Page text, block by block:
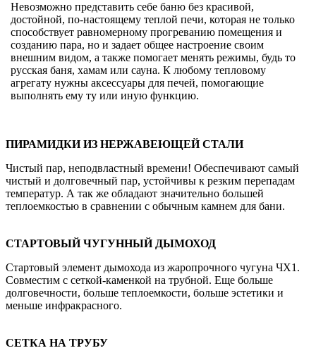
Невозможно представить себе баню без красивой,
достойной, по-настоящему теплой печи, которая не только
способствует равномерному прогреванию помещения и
созданию пара, но и задает общее настроение своим
внешним видом, а также помогает менять режимы, будь то
русская баня, хамам или сауна. К любому тепловому
агрегату нужны аксессуары для печей, помогающие
выполнять ему ту или иную функцию.
ПИРАМИДКИ ИЗ НЕРЖАВЕЮЩЕЙ СТАЛИ
Чистый пар, неподвластный времени! Обеспечивают самый
чистый и долговечный пар, устойчивы к резким перепадам
температур. А так же обладают значительно большей
теплоемкостью в сравнении с обычным камнем для бани.
СТАРТОВЫЙ ЧУГУННЫЙ ДЫМОХОД
Стартовый элемент дымохода из жаропрочного чугуна ЧХ1.
Совместим с сеткой-каменкой на трубной. Еще больше
долговечности, больше теплоемкости, больше эстетики и
меньше инфракрасного.
СЕТКА НА ТРУБУ